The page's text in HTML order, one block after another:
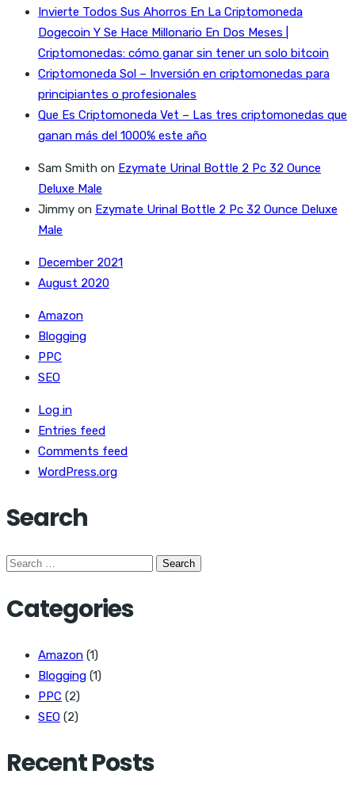
Invierte Todos Sus Ahorros En La Criptomoneda
Dogecoin Y Se Hace Millonario En Dos Meses |
Criptomonedas: cómo ganar sin tener un solo bitcoin
Criptomoneda Sol – Inversión en criptomonedas para
principiantes o profesionales
Que Es Criptomoneda Vet – Las tres criptomonedas que
ganan más del 1000% este año
Sam Smith on Ezymate Urinal Bottle 2 Pc 32 Ounce
Deluxe Male
Jimmy on Ezymate Urinal Bottle 2 Pc 32 Ounce Deluxe
Male
December 2021
August 2020
Amazon
Blogging
PPC
SEO
Log in
Entries feed
Comments feed
WordPress.org
Search
Search
Categories
Amazon (1)
Blogging (1)
PPC (2)
SEO (2)
Recent Posts